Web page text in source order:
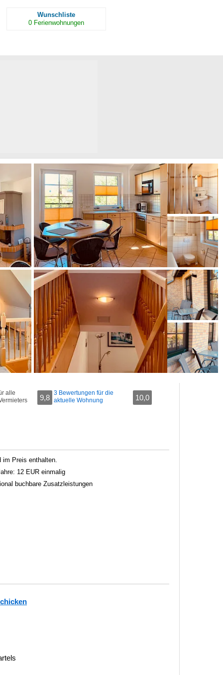
Wunschliste
0 Ferienwohnungen
alle
9,8
3 Bewertungen für die
aktuelle Wohnung
10,0
im Preis enthalten.
12 EUR einmalig
buchbare Zusatzleistungen